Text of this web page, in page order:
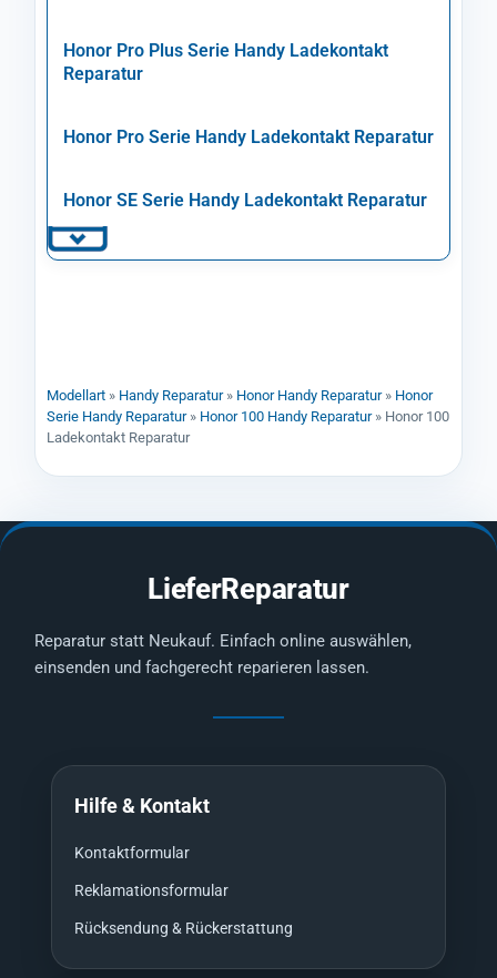
Honor Pro Plus Serie Handy Ladekontakt
Reparatur
Honor Pro Serie Handy Ladekontakt Reparatur
Honor SE Serie Handy Ladekontakt Reparatur
Modellart » Handy Reparatur» Honor Handy Reparatur» Honor
Serie Handy Reparatur» Honor 100 Handy Reparatur» Honor 100
Ladekontakt Reparatur
LieferReparatur
Reparatur statt Neukauf. Einfach online auswählen,
einsenden und fachgerecht reparieren lassen.
Hilfe & Kontakt
Kontaktformular
Reklamationsformular
Rücksendung & Rückerstattung